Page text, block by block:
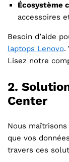
Écosystème
accessoires
Besoin d’aide
laptops Lenovo.
Lisez notre
2.
Center
Nous
que vos
travers ces